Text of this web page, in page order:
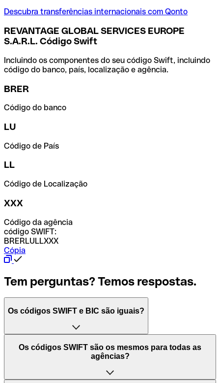
Descubra transferências internacionais com Qonto
REVANTAGE GLOBAL SERVICES EUROPE
S.A.R.L. Código Swift
Incluindo os componentes do seu código Swift, incluindo
código do banco, país, localização e agência.
BRER
Código do banco
LU
Código de País
LL
Código de Localização
XXX
Código da agência
código SWIFT:
BRERLULLXXX
Cópia
Tem perguntas? Temos respostas.
Os códigos SWIFT e BIC são iguais?
O acrónimo SWIFT significa "Society for Worldwide
Interbank Financial Telecommunication (Sociedade para
Mundiais)". Trata-se de uma rede mundial onde se
Os códigos SWIFT são os mesmos para todas as
agências?